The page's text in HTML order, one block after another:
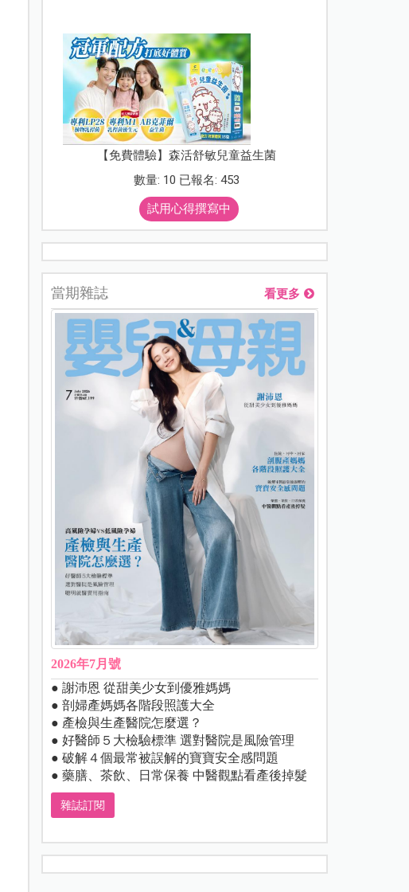
【免費體驗】森活舒敏兒童益生菌
數量: 10 已報名: 453
試用心得撰寫中
當期雜誌 看更多
2026年7月號
● 謝沛恩 從甜美少女到優雅媽媽
● 剖婦產媽媽各階段照護大全
● 產檢與生產醫院怎麼選？
● 好醫師５大檢驗標準 選對醫院是風險管理
● 破解４個最常被誤解的寶寶安全感問題
● 藥膳、茶飲、日常保養 中醫觀點看產後掉髮
雜誌訂閱